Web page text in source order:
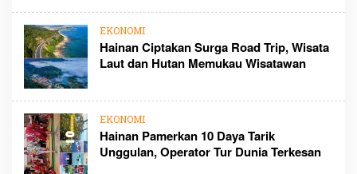
EKONOMI
Hainan Ciptakan Surga Road Trip, Wisata
Laut dan Hutan Memukau Wisatawan
EKONOMI
Hainan Pamerkan 10 Daya Tarik
Unggulan, Operator Tur Dunia Terkesan